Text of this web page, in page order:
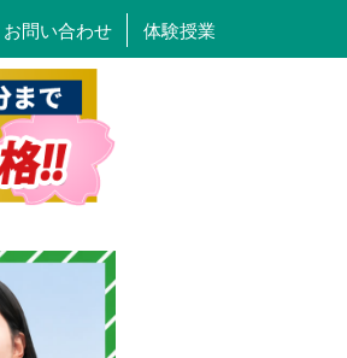
体験授業
お問い合わせ